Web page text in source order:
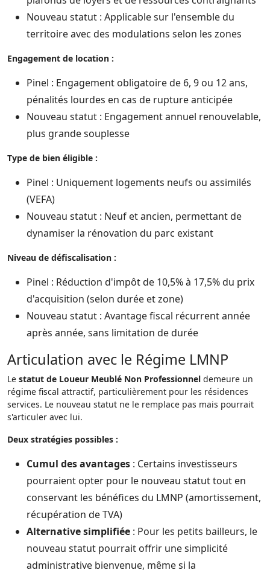
Nouveau statut : Applicable sur l'ensemble du
territoire avec des modulations selon les zones
Engagement de location :
Pinel : Engagement obligatoire de 6, 9 ou 12 ans,
pénalités lourdes en cas de rupture anticipée
Nouveau statut : Engagement annuel renouvelable,
plus grande souplesse
Type de bien éligible :
Pinel : Uniquement logements neufs ou assimilés
(VEFA)
Nouveau statut : Neuf et ancien, permettant de
dynamiser la rénovation du parc existant
Niveau de défiscalisation :
Pinel : Réduction d'impôt de 10,5% à 17,5% du prix
d'acquisition (selon durée et zone)
Nouveau statut : Avantage fiscal récurrent année
après année, sans limitation de durée
Articulation avec le Régime LMNP
Le statut de Loueur Meublé Non Professionnel demeure un
régime fiscal attractif, particulièrement pour les résidences
services. Le nouveau statut ne le remplace pas mais pourrait
s'articuler avec lui.
Deux stratégies possibles :
Cumul des avantages : Certains investisseurs
pourraient opter pour le nouveau statut tout en
conservant les bénéfices du LMNP (amortissement,
récupération de TVA)
Alternative simplifiée : Pour les petits bailleurs, le
nouveau statut pourrait offrir une simplicité
administrative bienvenue, même si la